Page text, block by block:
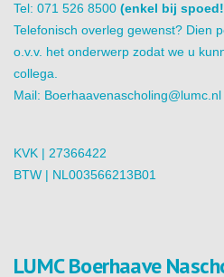
Tel: 071 526 8500 (enkel bij
Telefonisch overleg gewenst? Dien
o.v.v. het onderwerp zodat we u
collega.
Mail: Boerhaavenascholing@lumc.nl
KVK | 27366422
BTW | NL003566213B01
LUMC Boerhaave